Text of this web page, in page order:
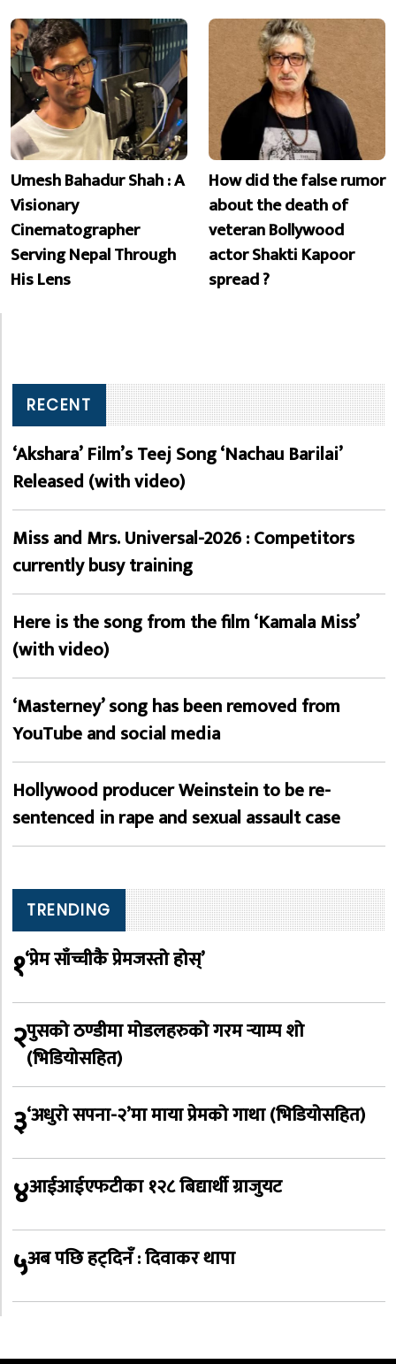
Umesh Bahadur Shah : A
Visionary
Cinematographer
Serving Nepal Through
His Lens
How did the false rumor
about the death of
veteran Bollywood
actor Shakti Kapoor
spread ?
RECENT
‘Akshara’ Film’s Teej Song ‘Nachau Barilai’
Released (with video)
Miss and Mrs. Universal-2026 : Competitors
currently busy training
Here is the song from the film ‘Kamala Miss’
(with video)
‘Masterney’ song has been removed from
YouTube and social media
Hollywood producer Weinstein to be re-
sentenced in rape and sexual assault case
TRENDING
१‘प्रेम साँच्चीकै प्रेमजस्तो होस्’
२पुसको ठण्डीमा मोडलहरुको गरम र्‍याम्प शो
(भिडियोसहित)
३‘अधुरो सपना-२’मा माया प्रेमको गाथा (भिडियोसहित)
४आईआईएफटीका १२८ बिद्यार्थी ग्राजुयट
५अब पछि हट्दिनँ : दिवाकर थापा